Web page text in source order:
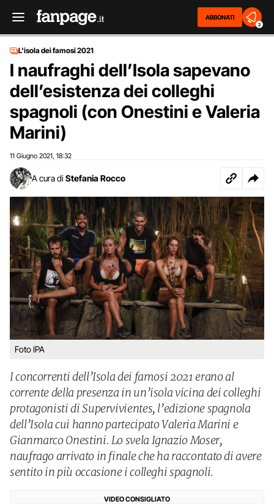
ABBONATI
2
L'isola dei famosi 2021
I naufraghi dell’Isola sapevano
dell’esistenza dei colleghi
spagnoli (con Onestini e Valeria
Marini)
11 Giugno 2021 18:32
A cura di Stefania Rocco
Foto IPA
I concorrenti dell’Isola dei famosi 2021 erano al
corrente della presenza in un’isola vicina dei colleghi
protagonisti di Supervivientes, l’edizione spagnola
dell’Isola cui hanno partecipato Valeria Marini e
Gianmarco Onestini. Lo svela Ignazio Moser,
naufrago arrivato in finale che ha raccontato di avere
sentito in più occasione i colleghi spagnoli.
VIDEO CONSIGLIATO